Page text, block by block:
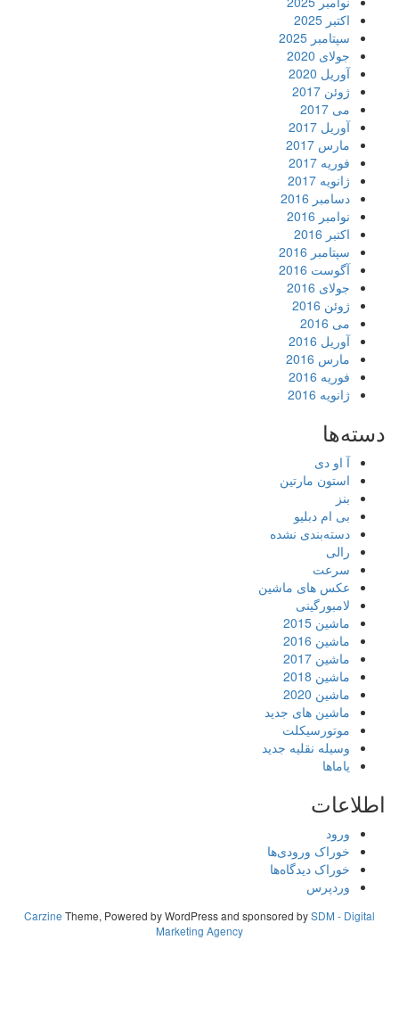
اکتبر 2025
سپتامبر 2025
جولای 2020
آوریل 2020
ژوئن 2017
می 2017
آوریل 2017
مارس 2017
فوریه 2017
ژانویه 2017
دسامبر 2016
نوامبر 2016
اکتبر 2016
سپتامبر 2016
آگوست 2016
جولای 2016
ژوئن 2016
می 2016
آوریل 2016
مارس 2016
فوریه 2016
ژانویه 2016
دسته‌ها
آ او دی
استون مارتین
بنز
بی ام دبلیو
دسته‌بندی نشده
رالی
سرعت
عکس های ماشین
لامبورگینی
ماشین 2015
ماشین 2016
ماشین 2017
ماشین 2018
ماشین 2020
ماشین های جدید
موتورسیکلت
وسیله نقلیه جدید
یاماها
اطلاعات
ورود
خوراک ورودی‌ها
خوراک دیدگاه‌ها
وردپرس
CarzineTheme, Powered by WordPress and sponsored bySDM - Digital
Marketing Agency